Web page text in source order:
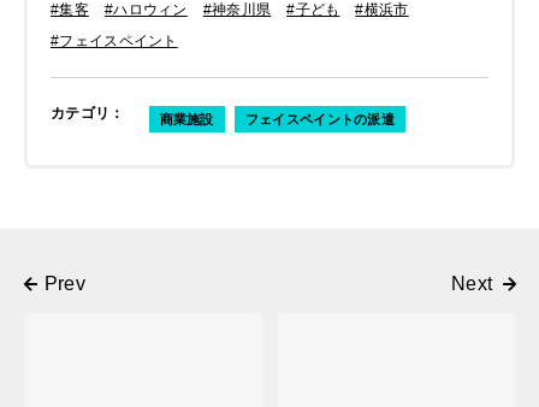
#集客
#ハロウィン #神奈川県 #子ども
#横浜市
#フェイスペイント
カテゴリ ： 商業施設 フェイスペイントの派遣